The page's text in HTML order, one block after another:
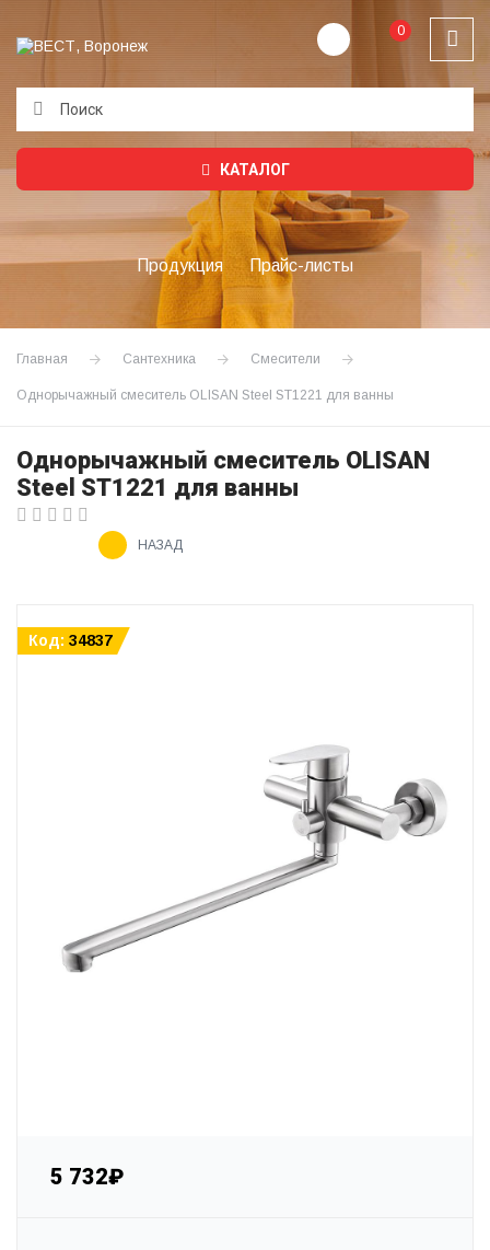
0
КАТАЛОГ
Продукция Прайс-листы
Главная Сантехника Смесители
Однорычажный смеситель OLISAN Steel ST1221 для ванны
Однорычажный смеситель OLISAN
Steel ST1221 для ванны
НАЗАД
Код: 34837
5 732₽